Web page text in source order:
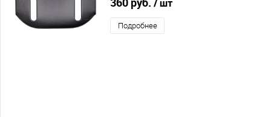
/ шт
Подробнее